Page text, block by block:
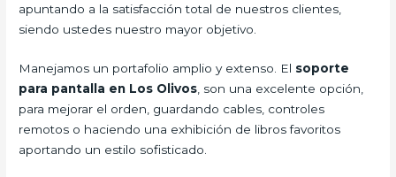
apuntando a la satisfacción total de nuestros clientes,
siendo ustedes nuestro mayor objetivo.
Manejamos un portafolio amplio y extenso. El soporte
para pantalla en Los Olivos, son una excelente opción,
para mejorar el orden, guardando cables, controles
remotos o haciendo una exhibición de libros favoritos
aportando un estilo sofisticado.